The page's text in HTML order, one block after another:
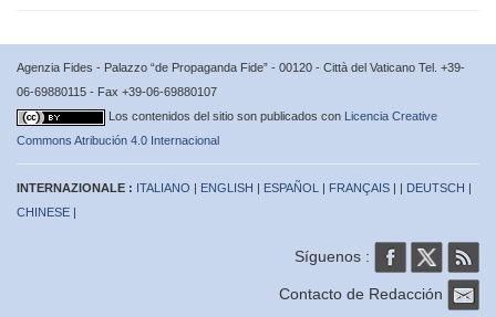
Agenzia Fides - Palazzo “de Propaganda Fide” - 00120 - Città del Vaticano Tel. +39-
06-69880115 - Fax +39-06-69880107
Los contenidos del sitio son publicados con Licencia Creative
Commons Atribución 4.0 Internacional
INTERNAZIONALE : ITALIANO | ENGLISH | ESPAÑOL | FRANÇAIS | | DEUTSCH |
CHINESE |
Síguenos :
Contacto de Redacción